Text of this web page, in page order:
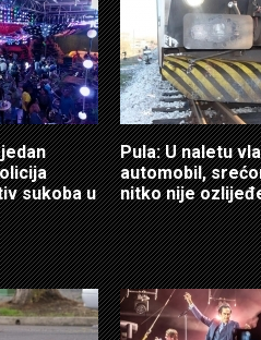
sukoba u
Pula: U naletu
automobil,
nitko nije